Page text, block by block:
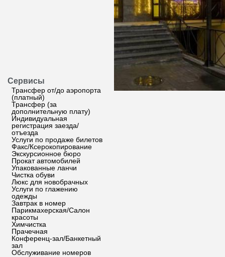
Сервисы
Трансфер от/до аэропорта
(платный)
Трансфер (за
дополнительную плату)
Индивидуальная
регистрация заезда/
отъезда
Услуги по продаже билетов
Факс/Ксерокопирование
Экскурсионное бюро
Прокат автомобилей
Упакованные ланчи
Чистка обуви
Люкс для новобрачных
Услуги по глажению
одежды
Завтрак в номер
Парикмахерская/Салон
красоты
Химчистка
Прачечная
Конференц-зал/Банкетный
зал
Обслуживание номеров